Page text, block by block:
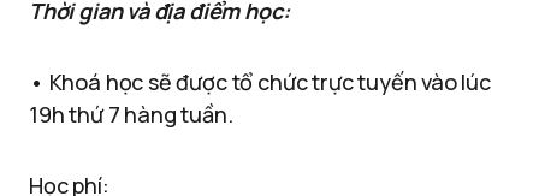
Thời gian và địa điểm học:
• Khoá học sẽ được tổ chức trực tuyến vào lúc
19h thứ 7 hàng tuần.
Học phí: